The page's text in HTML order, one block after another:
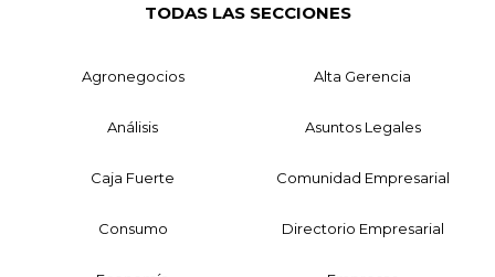
TODAS LAS SECCIONES
Agronegocios Alta Gerencia
Análisis Asuntos Legales
Caja Fuerte Comunidad Empresarial
Consumo Directorio Empresarial